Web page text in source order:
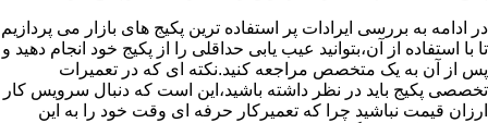
در ادامه به بررسی ایرادات پر استفاده ترین پکیج های بازار می پردازیم
تا با استفاده از آن،بتوانید عیب یابی حداقلی را از پکیج خود انجام دهید و
پس از آن به یک متخصص مراجعه کنید.نکته ای که در تعمیرات
تخصصی پکیج باید در نظر داشته باشید،این است که دنبال سرویس کار
ارزان قیمت نباشید چرا که تعمیرکار حرفه ای وقت خود را به این